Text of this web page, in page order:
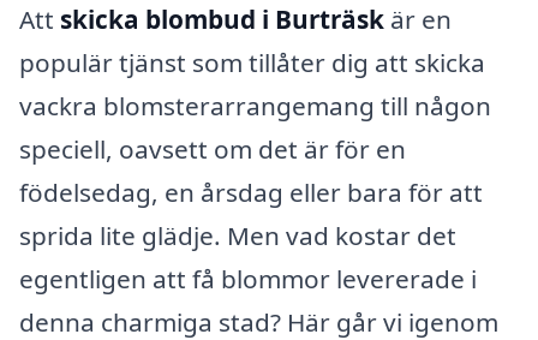
Att skicka blombud i Burträsk är en
populär tjänst som tillåter dig att skicka
vackra blomsterarrangemang till någon
speciell, oavsett om det är för en
födelsedag, en årsdag eller bara för att
sprida lite glädje. Men vad kostar det
egentligen att få blommor levererade i
denna charmiga stad? Här går vi igenom